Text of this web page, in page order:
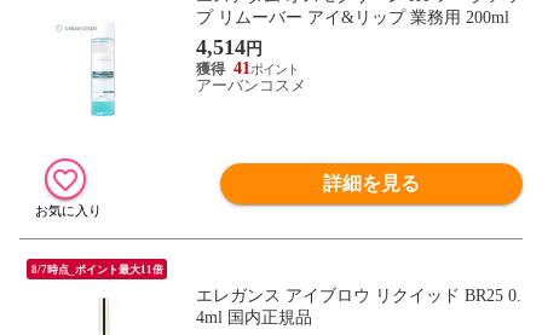
プ リムーバー アイ&リップ 業務用 200ml
4,514円
41
アーバンコスメ
詳細を見る
8/7時点_ポイント最大11倍
エレガンス アイブロウ リクイッド BR25 0.
4ml 国内正規品